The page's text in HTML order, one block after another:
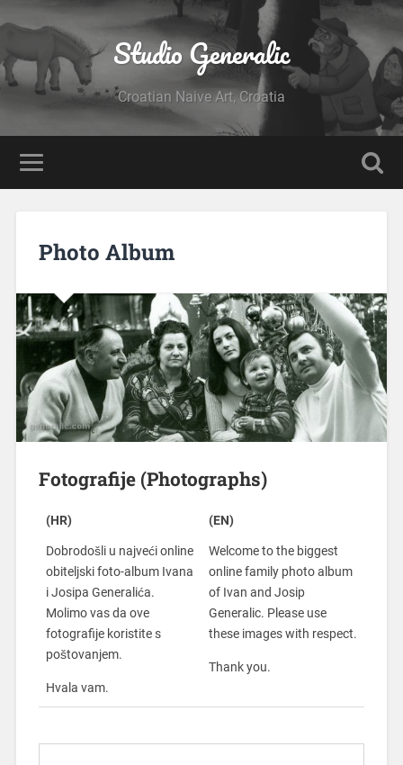
Studio Generalic
Croatian Naive Art, Croatia
Photo Album
Fotografije (Photographs)
(HR)
Dobrodošli u najveći online
obiteljski foto-album Ivana
i Josipa Generalića.
Molimo vas da ove
fotografije koristite s
poštovanjem.
Hvala vam.
(EN)
Welcome to the biggest
online family photo album
of Ivan and Josip
Generalic. Please use
these images with respect.
Thank you.